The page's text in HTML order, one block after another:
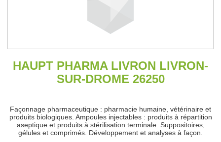
HAUPT PHARMA LIVRON LIVRON-
SUR-DROME 26250
Façonnage pharmaceutique : pharmacie humaine, vétérinaire et
produits biologiques. Ampoules injectables : produits à répartition
aseptique et produits à stérilisation terminale. Suppositoires,
gélules et comprimés. Développement et analyses à façon.